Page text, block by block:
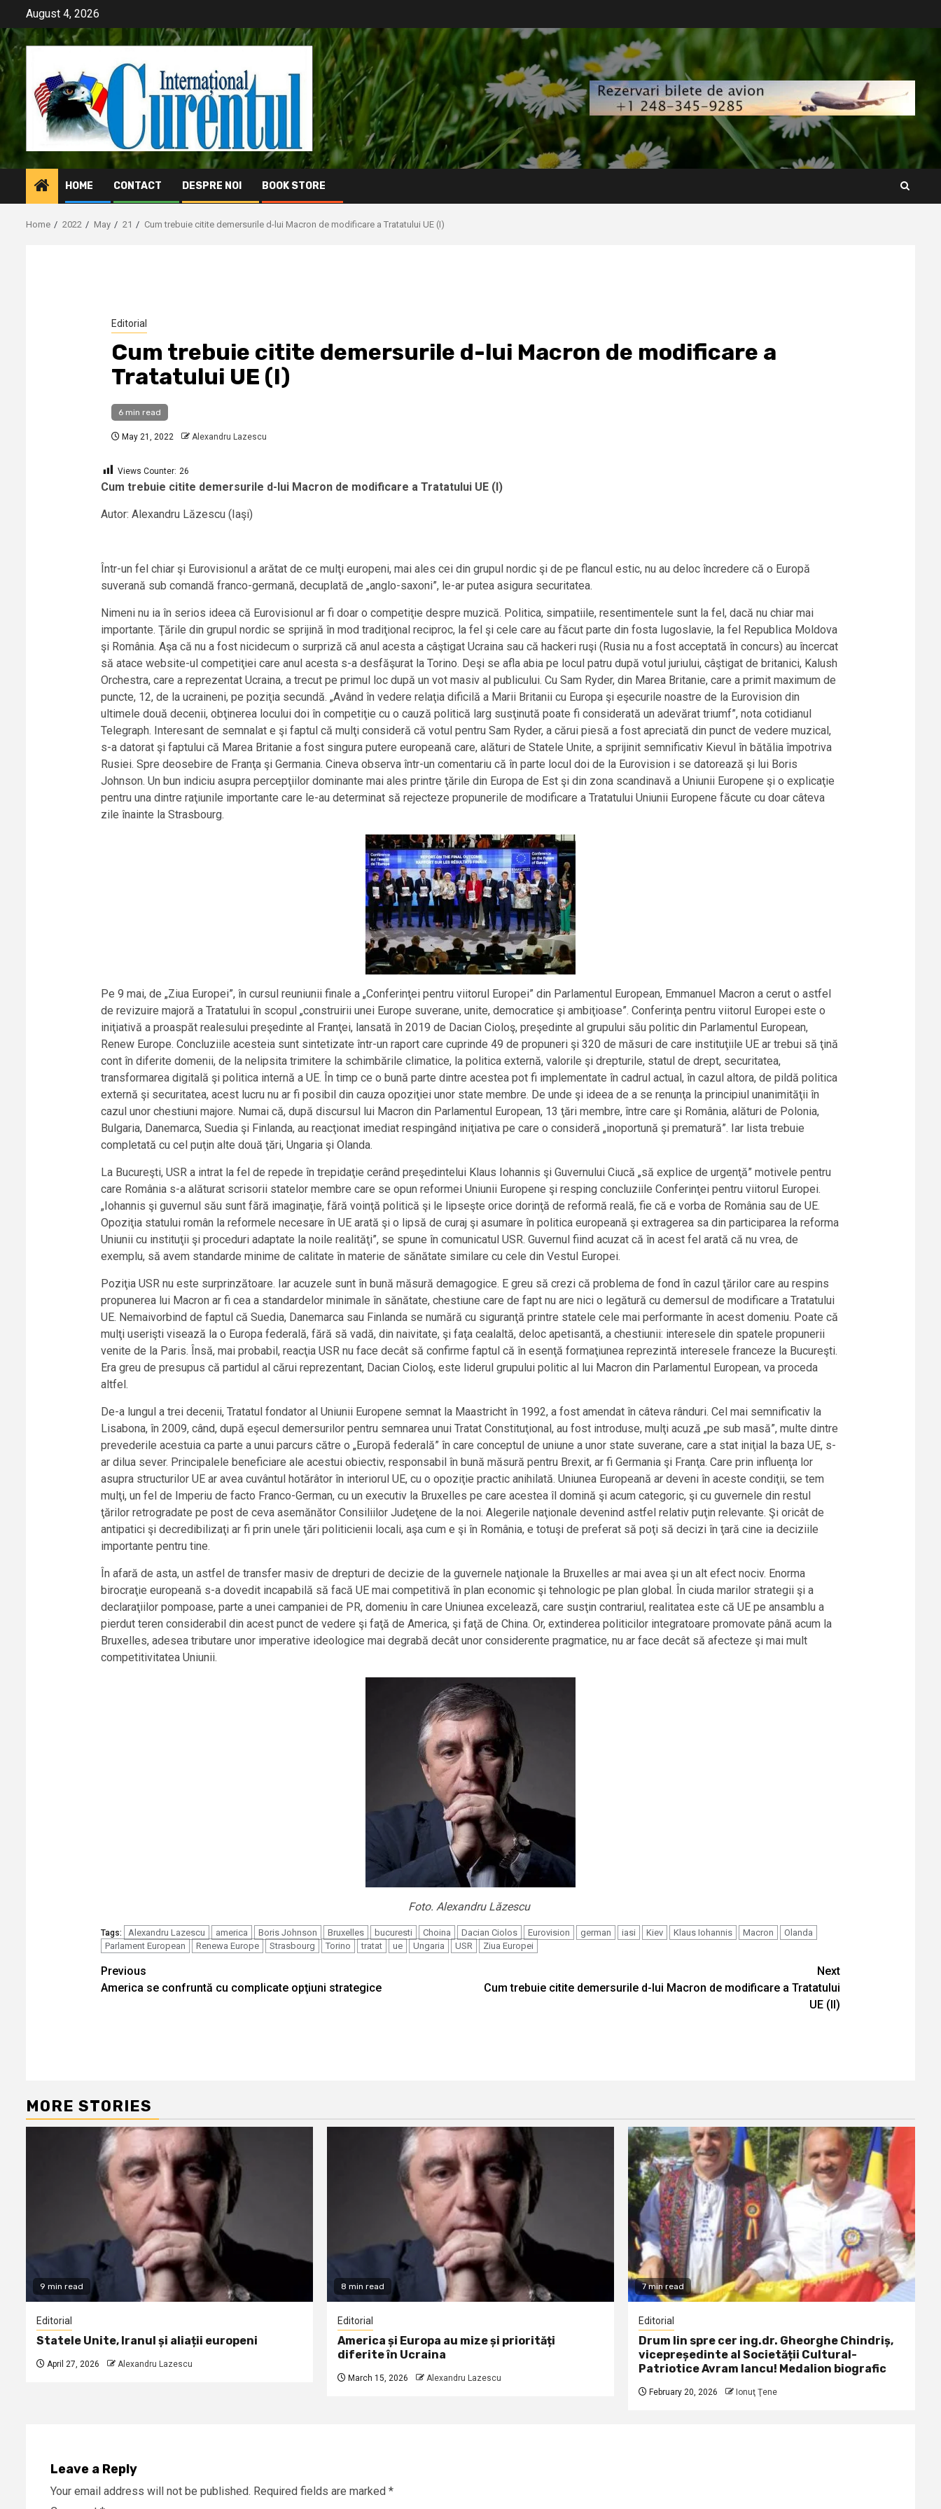
content
August 4, 2026
HOME CONTACT DESPRE NOI BOOK STORE
Home 2022 May 21 Cum trebuie citite demersurile d-lui Macron de modificare a Tratatului UE (I)
Editorial
Cum trebuie citite demersurile d-lui Macron de modificare a
Tratatului UE (I)
6 min read
May 21, 2022 Alexandru Lazescu
Views Counter: 26
Cum trebuie citite demersurile d-lui Macron de modificare a Tratatului UE (I)
Autor: Alexandru Lăzescu (Iaşi)
Într-un fel chiar şi Eurovisionul a arătat de ce mulţi europeni, mai ales cei din grupul nordic şi de pe flancul estic, nu au deloc încredere că o Europă
suverană sub comandă franco-germană, decuplată de „anglo-saxoni”, le-ar putea asigura securitatea.
Nimeni nu ia în serios ideea că Eurovisionul ar fi doar o competiţie despre muzică. Politica, simpatiile, resentimentele sunt la fel, dacă nu chiar mai
importante. Ţările din grupul nordic se sprijină în mod tradiţional reciproc, la fel şi cele care au făcut parte din fosta Iugoslavie, la fel Republica Moldova
şi România. Aşa că nu a fost nicidecum o surpriză că anul acesta a câştigat Ucraina sau că hackeri ruşi (Rusia nu a fost acceptată în concurs) au încercat
să atace website-ul competiţiei care anul acesta s-a desfăşurat la Torino. Deşi se afla abia pe locul patru după votul juriului, câştigat de britanici, Kalush
Orchestra, care a reprezentat Ucraina, a trecut pe primul loc după un vot masiv al publicului. Cu Sam Ryder, din Marea Britanie, care a primit maximum de
puncte, 12, de la ucraineni, pe poziţia secundă. „Având în vedere relaţia dificilă a Marii Britanii cu Europa şi eşecurile noastre de la Eurovision din
ultimele două decenii, obţinerea locului doi în competiţie cu o cauză politică larg susţinută poate fi considerată un adevărat triumf”, nota cotidianul
Telegraph. Interesant de semnalat e şi faptul că mulţi consideră că votul pentru Sam Ryder, a cărui piesă a fost apreciată din punct de vedere muzical,
s-a datorat şi faptului că Marea Britanie a fost singura putere europeană care, alături de Statele Unite, a sprijinit semnificativ Kievul în bătălia împotriva
Rusiei. Spre deosebire de Franţa şi Germania. Cineva observa într-un comentariu că în parte locul doi de la Eurovision i se datorează şi lui Boris
Johnson. Un bun indiciu asupra percepţiilor dominante mai ales printre ţările din Europa de Est şi din zona scandinavă a Uniunii Europene şi o explicaţie
pentru una dintre raţiunile importante care le-au determinat să rejecteze propunerile de modificare a Tratatului Uniunii Europene făcute cu doar câteva
zile înainte la Strasbourg.
Pe 9 mai, de „Ziua Europei”, în cursul reuniunii finale a „Conferinţei pentru viitorul Europei” din Parlamentul European, Emmanuel Macron a cerut o astfel
de revizuire majoră a Tratatului în scopul „construirii unei Europe suverane, unite, democratice şi ambiţioase”. Conferinţa pentru viitorul Europei este o
iniţiativă a proaspăt realesului preşedinte al Franţei, lansată în 2019 de Dacian Cioloş, preşedinte al grupului său politic din Parlamentul European,
Renew Europe. Concluziile acesteia sunt sintetizate într-un raport care cuprinde 49 de propuneri şi 320 de măsuri de care instituţiile UE ar trebui să ţină
cont în diferite domenii, de la nelipsita trimitere la schimbările climatice, la politica externă, valorile şi drepturile, statul de drept, securitatea,
transformarea digitală şi politica internă a UE. În timp ce o bună parte dintre acestea pot fi implementate în cadrul actual, în cazul altora, de pildă politica
externă şi securitatea, acest lucru nu ar fi posibil din cauza opoziţiei unor state membre. De unde şi ideea de a se renunţa la principiul unanimităţii în
cazul unor chestiuni majore. Numai că, după discursul lui Macron din Parlamentul European, 13 ţări membre, între care şi România, alături de Polonia,
Bulgaria, Danemarca, Suedia şi Finlanda, au reacţionat imediat respingând iniţiativa pe care o consideră „inoportună şi prematură”. Iar lista trebuie
completată cu cel puţin alte două ţări, Ungaria şi Olanda.
La Bucureşti, USR a intrat la fel de repede în trepidaţie cerând preşedintelui Klaus Iohannis şi Guvernului Ciucă „să explice de urgenţă” motivele pentru
care România s-a alăturat scrisorii statelor membre care se opun reformei Uniunii Europene şi resping concluziile Conferinţei pentru viitorul Europei.
„Iohannis şi guvernul său sunt fără imaginaţie, fără voinţă politică şi le lipseşte orice dorinţă de reformă reală, fie că e vorba de România sau de UE.
Opoziţia statului român la reformele necesare în UE arată şi o lipsă de curaj şi asumare în politica europeană şi extragerea sa din participarea la reforma
Uniunii cu instituţii şi proceduri adaptate la noile realităţi”, se spune în comunicatul USR. Guvernul fiind acuzat că în acest fel arată că nu vrea, de
exemplu, să avem standarde minime de calitate în materie de sănătate similare cu cele din Vestul Europei.
Poziţia USR nu este surprinzătoare. Iar acuzele sunt în bună măsură demagogice. E greu să crezi că problema de fond în cazul ţărilor care au respins
propunerea lui Macron ar fi cea a standardelor minimale în sănătate, chestiune care de fapt nu are nici o legătură cu demersul de modificare a Tratatului
UE. Nemaivorbind de faptul că Suedia, Danemarca sau Finlanda se numără cu siguranţă printre statele cele mai performante în acest domeniu. Poate că
mulţi userişti visează la o Europa federală, fără să vadă, din naivitate, şi faţa cealaltă, deloc apetisantă, a chestiunii: interesele din spatele propunerii
venite de la Paris. Însă, mai probabil, reacţia USR nu face decât să confirme faptul că în esenţă formaţiunea reprezintă interesele franceze la Bucureşti.
Era greu de presupus că partidul al cărui reprezentant, Dacian Cioloş, este liderul grupului politic al lui Macron din Parlamentul European, va proceda
altfel.
De-a lungul a trei decenii, Tratatul fondator al Uniunii Europene semnat la Maastricht în 1992, a fost amendat în câteva rânduri. Cel mai semnificativ la
Lisabona, în 2009, când, după eşecul demersurilor pentru semnarea unui Tratat Constituţional, au fost introduse, mulţi acuză „pe sub masă”, multe dintre
prevederile acestuia ca parte a unui parcurs către o „Europă federală” în care conceptul de uniune a unor state suverane, care a stat iniţial la baza UE, s-
ar dilua sever. Principalele beneficiare ale acestui obiectiv, responsabil în bună măsură pentru Brexit, ar fi Germania şi Franţa. Care prin influenţa lor
asupra structurilor UE ar avea cuvântul hotărâtor în interiorul UE, cu o opoziţie practic anihilată. Uniunea Europeană ar deveni în aceste condiţii, se tem
mulţi, un fel de Imperiu de facto Franco-German, cu un executiv la Bruxelles pe care acestea îl domină şi acum categoric, şi cu guvernele din restul
ţărilor retrogradate pe post de ceva asemănător Consiliilor Judeţene de la noi. Alegerile naţionale devenind astfel relativ puţin relevante. Şi oricât de
antipatici şi decredibilizaţi ar fi prin unele ţări politicienii locali, aşa cum e şi în România, e totuşi de preferat să poţi să decizi în ţară cine ia deciziile
importante pentru tine.
În afară de asta, un astfel de transfer masiv de drepturi de decizie de la guvernele naţionale la Bruxelles ar mai avea şi un alt efect nociv. Enorma
birocraţie europeană s-a dovedit incapabilă să facă UE mai competitivă în plan economic şi tehnologic pe plan global. În ciuda marilor strategii şi a
declaraţiilor pompoase, parte a unei campaniei de PR, domeniu în care Uniunea excelează, care susţin contrariul, realitatea este că UE pe ansamblu a
pierdut teren considerabil din acest punct de vedere şi faţă de America, şi faţă de China. Or, extinderea politicilor integratoare promovate până acum la
Bruxelles, adesea tributare unor imperative ideologice mai degrabă decât unor considerente pragmatice, nu ar face decât să afecteze şi mai mult
competitivitatea Uniunii.
Foto. Alexandru Lăzescu
Tags: Alexandru Lazescu america Boris Johnson Bruxelles bucuresti Choina Dacian Ciolos Eurovision german iasi Kiev Klaus Iohannis Macron
Olanda
Parlament European
Renewa Europe Strasbourg Torino tratat ue Ungaria USR Ziua Europei
Continue
Reading
Previous
America se confruntă cu complicate opţiuni strategice
Next
Cum trebuie citite demersurile d-lui Macron de modificare a Tratatului
UE (II)
MORE STORIES
9 min read
Editorial
Statele Unite, Iranul și aliații europeni
April 27, 2026 Alexandru Lazescu
8 min read
Editorial
America și Europa au mize și priorități
diferite în Ucraina
March 15, 2026 Alexandru Lazescu
7 min read
Editorial
Drum lin spre cer ing.dr. Gheorghe Chindriș,
vicepreședinte al Societății Cultural-
Patriotice Avram Iancu! Medalion biografic
February 20, 2026 Ionuţ Ţene
Leave a Reply
Your email address will not be published. Required fields are marked *